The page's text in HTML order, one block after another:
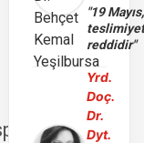
"19 Mayıs,
reddidir"
Yrd.
Doç.
Dr.
Dyt.